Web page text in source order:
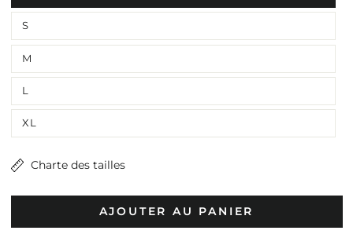
S
M
L
XL
Charte des tailles
AJOUTER AU PANIER